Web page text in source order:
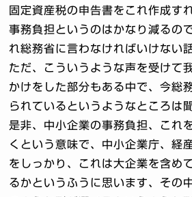
固定資産税の申告書をこれ作成す
事務負担というのはかなり減るの
れ総務省に言わなければいけない
ただ、こういうような声を受けて
かけをした部分もある中で、今総
られているというようなところは
是非、中小企業の事務負担、これ
くという意味で、中小企業庁、経
をしっかり、これは大企業を含め
るかというふうに思います、その